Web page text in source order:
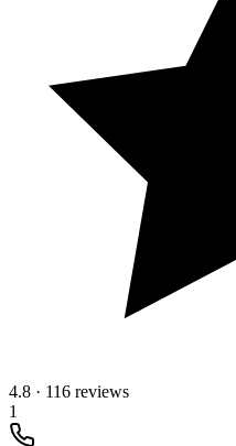
4.8 · 116 reviews
1